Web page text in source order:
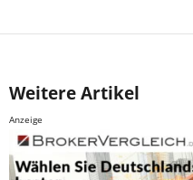
Weitere Artikel
Anzeige